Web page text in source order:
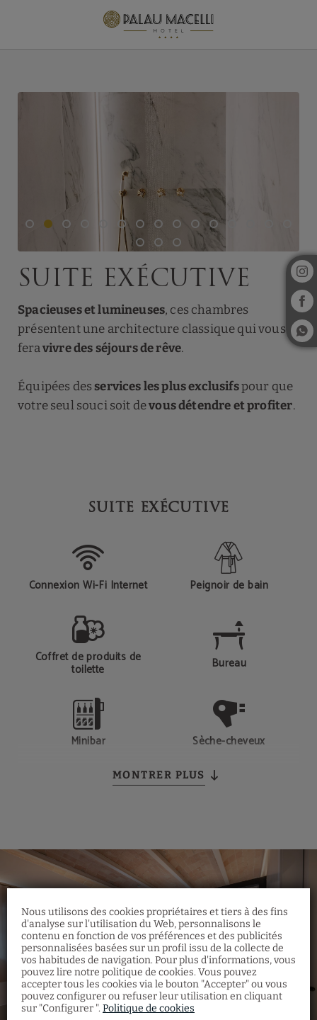
Nous utilisons des cookies propriétaires et tiers à des fins
d'analyse sur l'utilisation du Web, personnalisons le
contenu en fonction de vos préférences et des publicités
personnalisées basées sur un profil issu de la collecte de
vos habitudes de navigation. Pour plus d'informations, vous
pouvez lire notre politique de cookies. Vous pouvez
accepter tous les cookies via le bouton "Accepter" ou vous
pouvez configurer ou refuser leur utilisation en cliquant
sur "Configurer ". Politique de cookies
Suite exécutive
Spacieuses et lumineuses, ces chambres
présentent une architecture classique qui vous
feravivre des séjours de rêve.
Équipées des services les plus exclusifspour que
votre seul souci soit devous détendre et profiter.
SUITE EXÉCUTIVE
Connexion Wi-Fi Internet Peignoir de bain
Coffret de produits de
toilette Bureau
Minibar Sèche-cheveux
Smart TV Coffre-fort individuel
Climatisation ou
chauffage selon la saison Pantoufles
MONTRER PLUS
Members Only
Accumulez des séjours dans notre hôtel et
débloquez des avantages exclusifs.
Rien qu’en vous inscrivant, vous obtenez
déjà uneréduction supplémentaire!
Plus vous séjournez,plus vous économisez